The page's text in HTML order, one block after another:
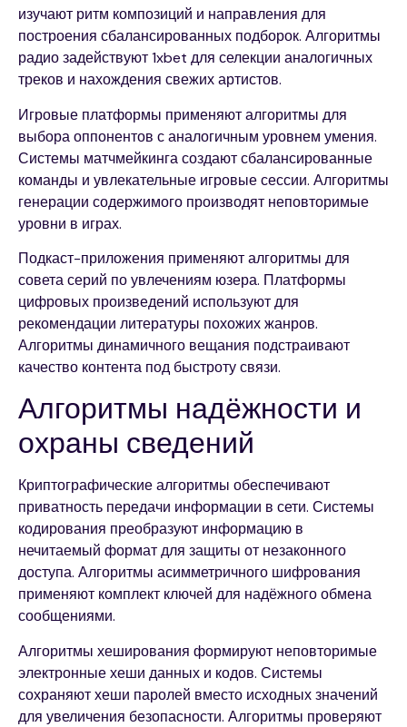
изучают ритм композиций и направления для
построения сбалансированных подборок. Алгоритмы
радио задействуют 1xbet для селекции аналогичных
треков и нахождения свежих артистов.
Игровые платформы применяют алгоритмы для
выбора оппонентов с аналогичным уровнем умения.
Системы матчмейкинга создают сбалансированные
команды и увлекательные игровые сессии. Алгоритмы
генерации содержимого производят неповторимые
уровни в играх.
Подкаст-приложения применяют алгоритмы для
совета серий по увлечениям юзера. Платформы
цифровых произведений используют для
рекомендации литературы похожих жанров.
Алгоритмы динамичного вещания подстраивают
качество контента под быстроту связи.
Алгоритмы надёжности и
охраны сведений
Криптографические алгоритмы обеспечивают
приватность передачи информации в сети. Системы
кодирования преобразуют информацию в
нечитаемый формат для защиты от незаконного
доступа. Алгоритмы асимметричного шифрования
применяют комплект ключей для надёжного обмена
сообщениями.
Алгоритмы хеширования формируют неповторимые
электронные хеши данных и кодов. Системы
сохраняют хеши паролей вместо исходных значений
для увеличения безопасности. Алгоритмы проверяют